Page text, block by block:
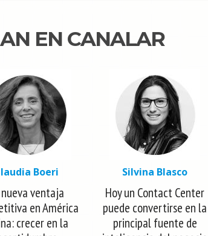
EN CANALAR
Boeri
ventaja
en América
crecer en la
Silvina Blasco
Hoy un Contact Center
puede convertirse en la
principal fuente de